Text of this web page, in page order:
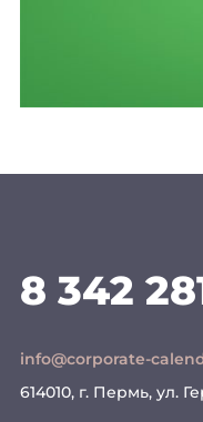
8 342
info@corporate-
614010, г. Пермь, ул.